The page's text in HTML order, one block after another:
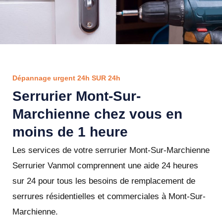
Dépannage urgent 24h SUR 24h
Serrurier Mont-Sur-
Marchienne chez vous en
moins de 1 heure
Les services de votre serrurier Mont-Sur-Marchienne
Serrurier Vanmol comprennent une aide 24 heures
sur 24 pour tous les besoins de remplacement de
serrures résidentielles et commerciales à Mont-Sur-
Marchienne.